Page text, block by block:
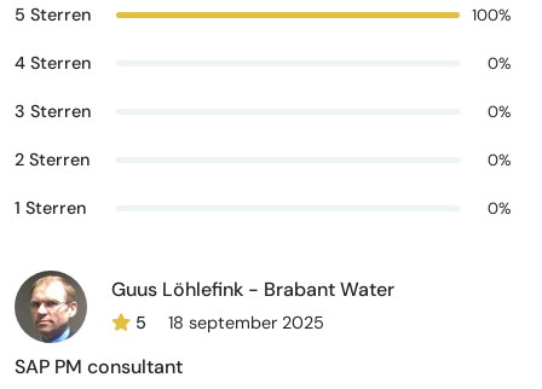
5 Sterren 100%
4 Sterren 0%
3 Sterren 0%
2 Sterren 0%
1 Sterren 0%
Guus Löhlefink - Brabant Water
5 18 september 2025
SAP PM consultant